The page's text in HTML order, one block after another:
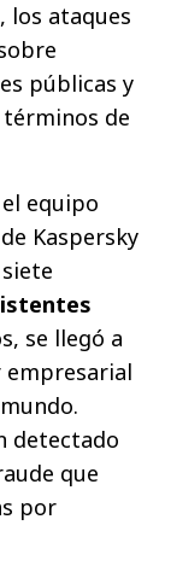
los ataques
públicas y
de
equipo
Kaspersky
se llegó a
empresarial
detectado
que
por